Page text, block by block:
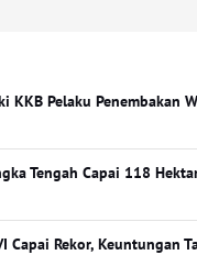
KKB Pelaku Penembakan
Tengah Capai 118
Capai Rekor, Keuntungan